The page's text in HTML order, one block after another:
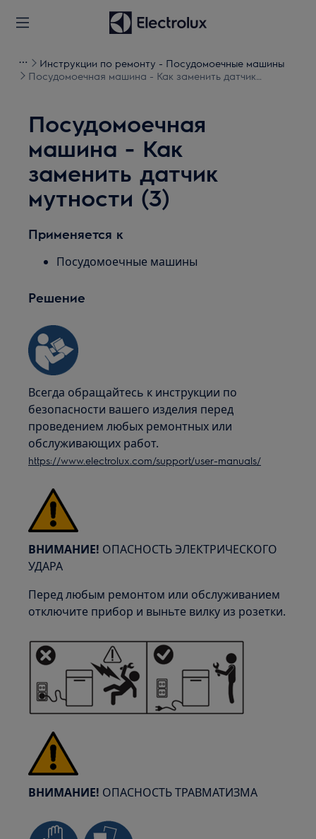
Инструкции по ремонту - Посудомоечные машины
Посудомоечная машина - Как заменить датчик
Посудомоечная
машина - Как
заменить датчик
мутности (3)
Применяется к
Посудомоечные машины
Решение
Всегда обращайтесь к инструкции по
безопасности вашего изделия перед
проведением любых ремонтных или
обслуживающих работ.
https://www.electrolux.com/support/user-manuals/
ВНИМАНИЕ! ОПАСНОСТЬ ЭЛЕКТРИЧЕСКОГО
УДАРА
Перед любым ремонтом или обслуживанием
отключите прибор и выньте вилку из розетки.
ВНИМАНИЕ! ОПАСНОСТЬ ТРАВМАТИЗМА